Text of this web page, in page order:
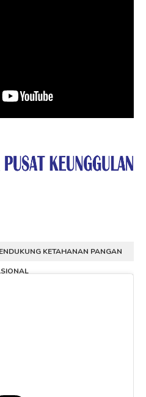
KETAHANAN PANGAN